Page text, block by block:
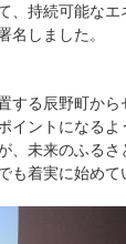
、持続可能な
名しました。
する辰野町か
イントになる
、未来のふる
も着実に始めて